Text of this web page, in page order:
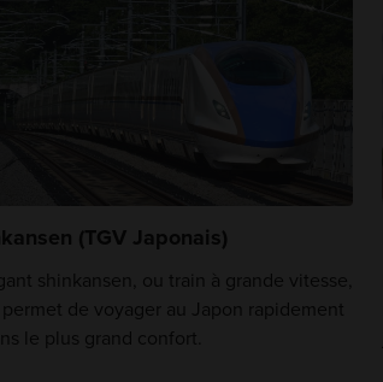
(TGV Japonais)
shinkansen, ou train à grande vitesse,
permet de voyager au Japon rapidement
le plus grand confort.